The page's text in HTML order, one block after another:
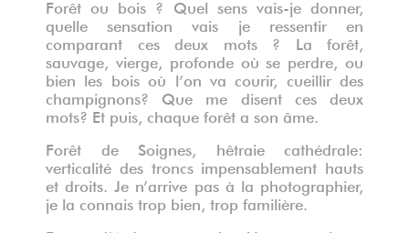
Forêt ou bois ? Quel sens vais-je donner,
quelle sensation vais je ressentir en
comparant ces deux mots ? La forêt,
sauvage, vierge, profonde où se perdre, ou
bien les bois où l’on va courir, cueillir des
champignons? Que me disent ces deux
mots? Et puis, chaque forêt a son âme.
Forêt de Soignes, hêtraie cathédrale:
verticalité des troncs impensablement hauts
et droits. Je n’arrive pas à la photographier,
je la connais trop bien, trop familière.